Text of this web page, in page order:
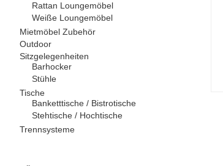
Rattan Loungemöbel
Weiße Loungemöbel
Mietmöbel Zubehör
Outdoor
Sitzgelegenheiten
Barhocker
Stühle
Tische
Banketttische / Bistrotische
Stehtische / Hochtische
Trennsysteme